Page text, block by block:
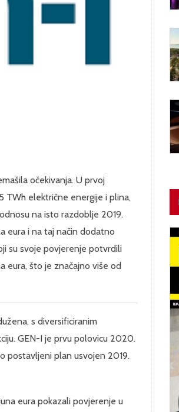
očekivanja. U prvoj
TWh električne energije i plina,
na isto razdoblje 2019.
eura i na taj način dodatno
su svoje povjerenje potvrdili
eura, što je značajno više od
s diversificiranim
GEN-I je prvu polovicu 2020.
postavljeni plan usvojen 2019.
eura pokazali povjerenje u